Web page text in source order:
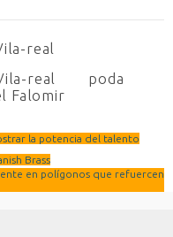
real
real
poda
Falomir
la potencia del talento
Brass
en polígonos que refuercen